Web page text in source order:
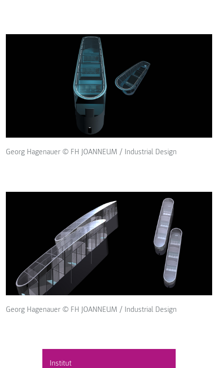
Institut
Georg Hagenauer © FH JOANNEUM / Industrial Design
Georg Hagenauer © FH JOANNEUM / Industrial Design